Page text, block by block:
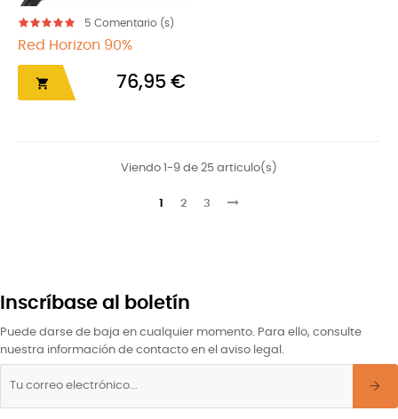
5 Comentario (s)
Red Horizon 90%
 76,95 €
Viendo 1-9 de 25 articulo(s)
1 2 3
Inscríbase al boletín
Puede darse de baja en cualquier momento. Para ello, consulte
nuestra información de contacto en el aviso legal.